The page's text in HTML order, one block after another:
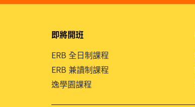
即將開班
ERB 全日制課程
ERB 兼讀制課程
逸學園課程